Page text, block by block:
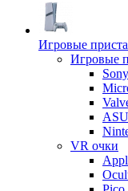
Игровые
Игровые
VR очки